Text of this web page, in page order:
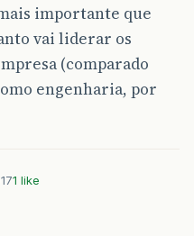
importante que
vai liderar os
(comparado
engenharia, por
1 like